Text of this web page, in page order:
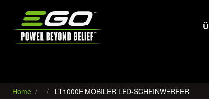
Home LT1000E MOBILER LED-SCHEINWERFER